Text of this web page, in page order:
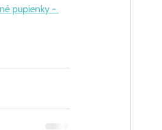
pupienky -